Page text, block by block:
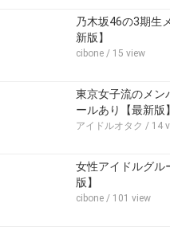
乃木坂46の3期生
新版】
cibone / 15 view
東京女子流のメン
ールあり【最新版】
アイドルオタク / 14
女性アイドルグル
版】
cibone / 101 view